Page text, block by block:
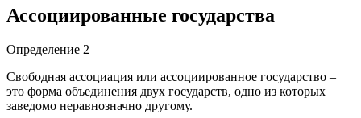
Ассоциированные государства
Определение 2
Свободная ассоциация или ассоциированное государство –
это форма объединения двух государств, одно из которых
заведомо неравнозначно другому.